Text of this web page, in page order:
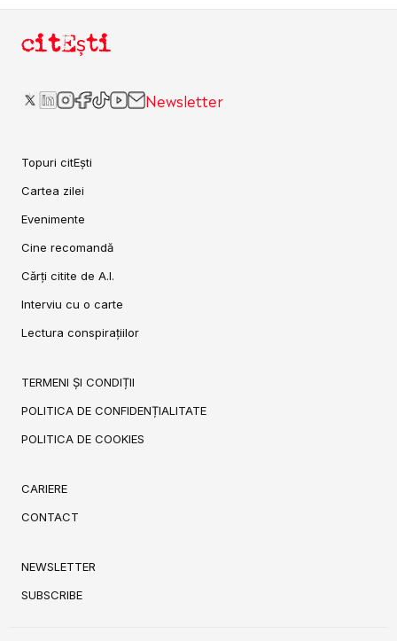
citEști
Newsletter
Topuri citEști
Cartea zilei
Evenimente
Cine recomandă
Cărți citite de A.I.
Interviu cu o carte
Lectura conspirațiilor
TERMENI ȘI CONDIȚII
POLITICA DE CONFIDENȚIALITATE
POLITICA DE COOKIES
CARIERE
CONTACT
NEWSLETTER
SUBSCRIBE